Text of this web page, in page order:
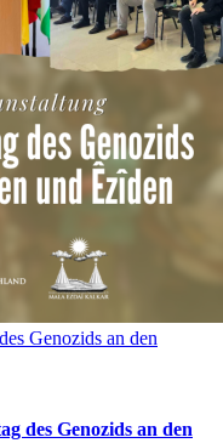
Genozids an den
des Genozids an den